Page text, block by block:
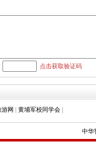
点击获取验证码
网 黄埔军校同学会
中华